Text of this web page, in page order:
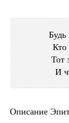
Кто
Тот
И
Описание